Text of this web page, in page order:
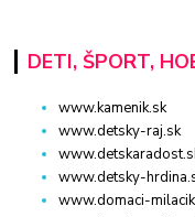
DETI, ŠPORT,
www.kamenik.sk
www.detsky-raj.sk
www.detsky-
www.domaci-